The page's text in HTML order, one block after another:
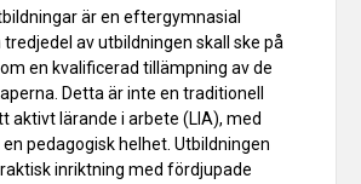
är en eftergymnasial
av utbildningen skall ske på
en kvalificerad tillämpning av de
Detta är inte en traditionell
aktivt lärande i arbete (LIA), med
pedagogisk helhet. Utbildningen
inriktning med fördjupade